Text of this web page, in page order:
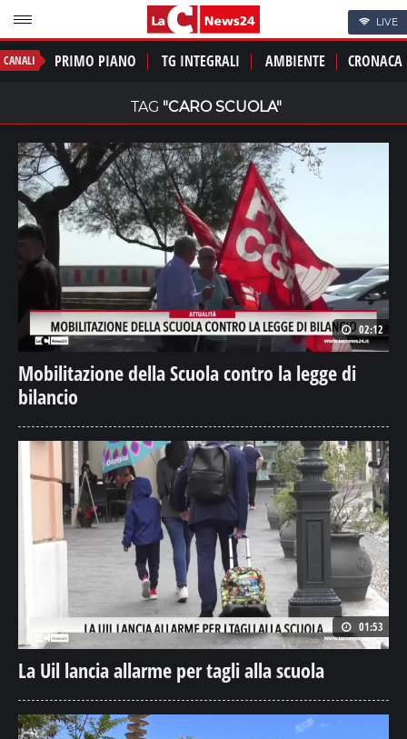
LIVE
CANALI PRIMO PIANO TG INTEGRALI AMBIENTE CRONACA
TAG "CARO SCUOLA"
02:12
Mobilitazione della Scuola contro la legge di
bilancio
01:53
La Uil lancia allarme per tagli alla scuola